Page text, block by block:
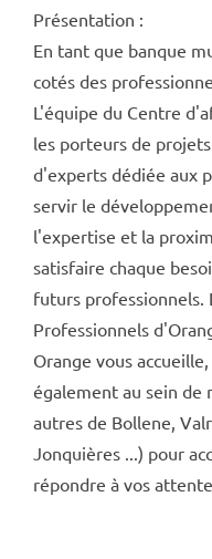
Présentation :
En tant que banque
cotés des
L'équipe du Centre
les porteurs de
d'experts dédiée aux
servir le
l'expertise et la
satisfaire chaque
futurs professionnels.
Professionnels
Orange vous
également au sein de
autres de Bollene,
Jonquières ...) pour
répondre à vos